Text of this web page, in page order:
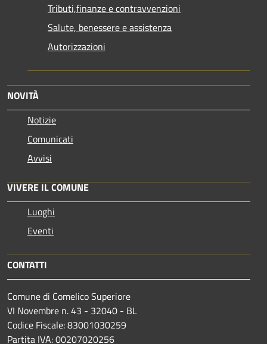
Tributi,finanze e contravvenzioni
Salute, benessere e assistenza
Autorizzazioni
NOVITÀ
Notizie
Comunicati
Avvisi
VIVERE IL COMUNE
Luoghi
Eventi
CONTATTI
Comune di Comelico Superiore
VI Novembre n. 43 - 32040 - BL
Codice Fiscale: 83001030259
Partita IVA: 00207020256